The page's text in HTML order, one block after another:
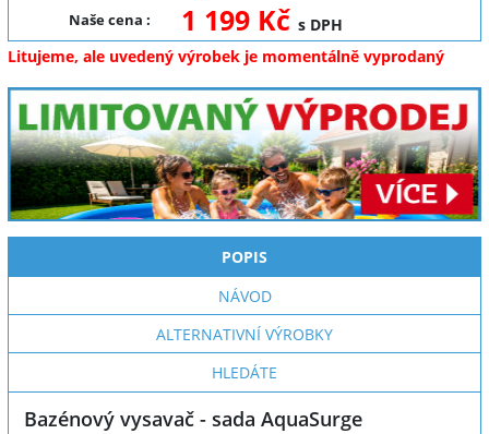
Naše cena : 1 199 Kč s DPH
Litujeme, ale uvedený výrobek je momentálně vyprodaný
POPIS
NÁVOD
ALTERNATIVNÍ VÝROBKY
HLEDÁTE
Bazénový vysavač - sada AquaSurge